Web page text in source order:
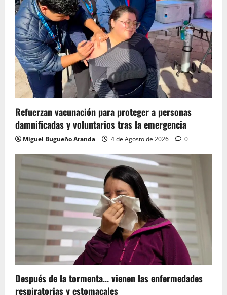
Refuerzan vacunación para proteger a personas
damnificadas y voluntarios tras la emergencia
Miguel Bugueño Aranda 4 de Agosto de 2026 0
Después de la tormenta… vienen las enfermedades
respiratorias y estomacales